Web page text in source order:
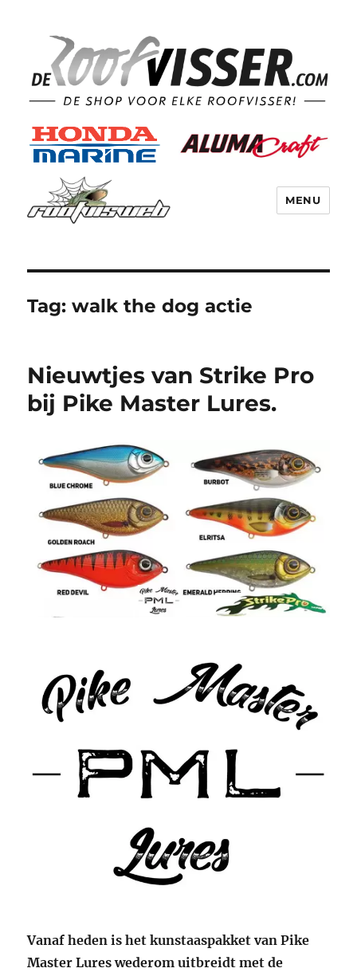
MENU
Tag:walk the dog actie
Nieuwtjes van Strike Pro
bij Pike Master Lures.
Vanaf heden is het kunstaaspakket van Pike
Master Lures wederom uitbreidt met de